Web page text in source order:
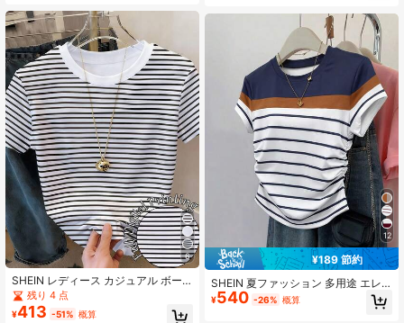
6
SHEIN レディース カジュアル ボー
ダー柄 ラウンドネック 半袖 Tシャ
ツ、夏用
残り 4 点
¥413 -51% 概算
12
¥189 節約
SHEIN 夏ファッション 多用途 エレ
ガントな レディースTシャツ、ウエ
ストシェイプ マルチカラーストライ
¥540 -26% 概算